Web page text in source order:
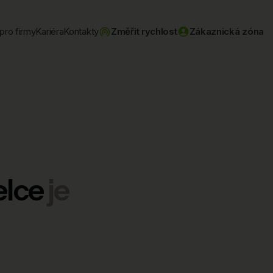
firmyKariéraKontakty Změřit rychlost Zákaznická zóna
je